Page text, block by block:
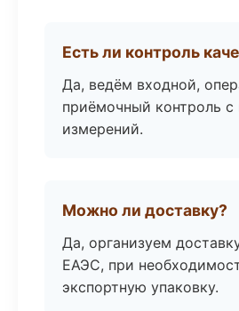
Есть ли контроль
Да, ведём входной,
приёмочный контроль с
измерений.
Можно ли доставку?
Да, организуем
ЕАЭС, при
экспортную упаковку.